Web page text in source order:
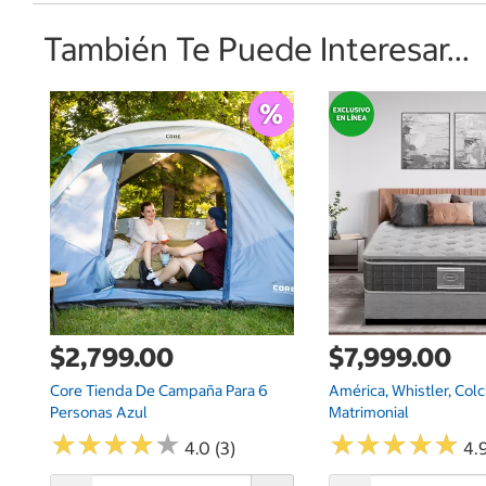
También Te Puede Interesar...
$2,799.00
Core Tienda De Campaña Para 6
Personas Azul
★★★★★
★★★★★ 4.0 (3)
$7,999.00
América, Whistler,
Matrimonial
★★★★★
★★★★★